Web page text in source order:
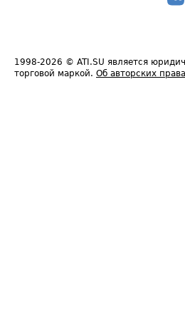
1998-2026 © ATI.SU является
торговой маркой. Об авторских